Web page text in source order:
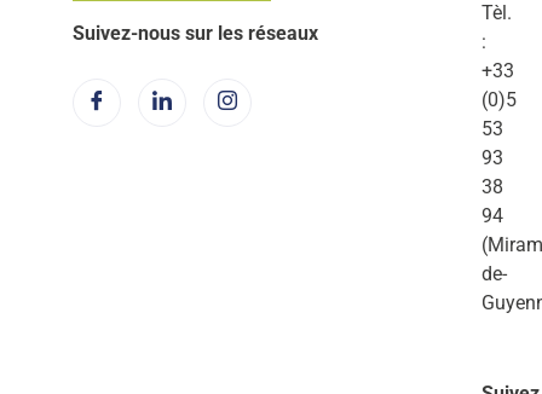
Suivez-nous sur les réseaux
Tèl.
:
+33
(0)5
53
93
38
94
de-